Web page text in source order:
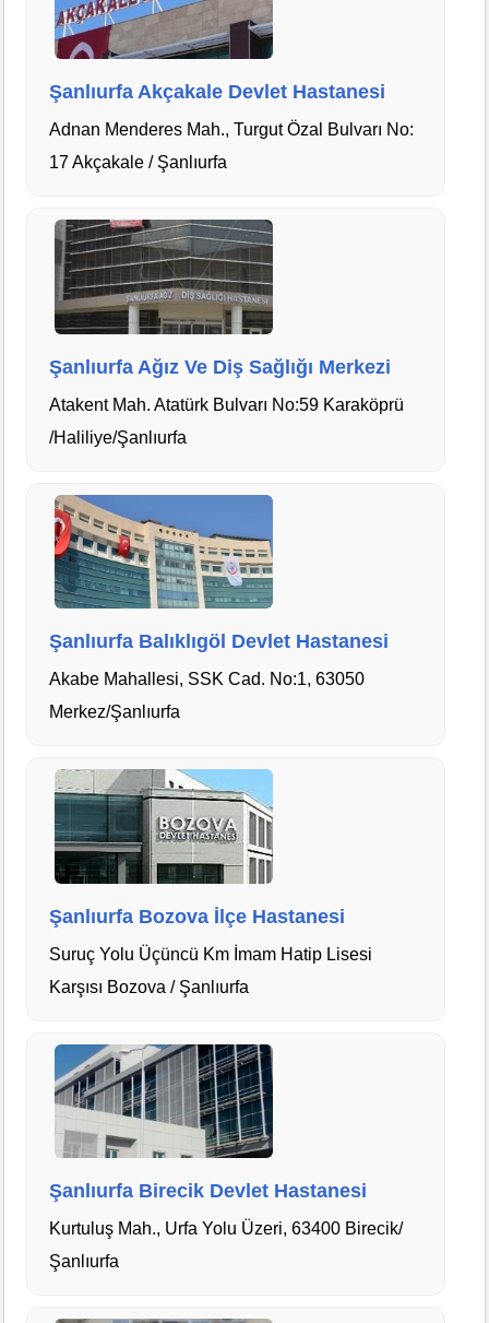
Şanlıurfa Akçakale Devlet Hastanesi
Adnan Menderes Mah., Turgut Özal Bulvarı No:
17 Akçakale / Şanlıurfa
Şanlıurfa Ağız Ve Diş Sağlığı Merkezi
Atakent Mah. Atatürk Bulvarı No:59 Karaköprü
/Haliliye/Şanlıurfa
Şanlıurfa Balıklıgöl Devlet Hastanesi
Akabe Mahallesi, SSK Cad. No:1, 63050
Merkez/Şanlıurfa
Şanlıurfa Bozova İlçe Hastanesi
Suruç Yolu Üçüncü Km İmam Hatip Lisesi
Karşısı Bozova / Şanlıurfa
Şanlıurfa Birecik Devlet Hastanesi
Kurtuluş Mah., Urfa Yolu Üzeri, 63400 Birecik/
Şanlıurfa